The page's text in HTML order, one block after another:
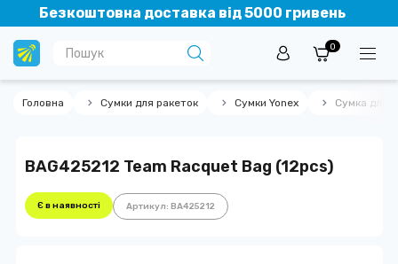
Безкоштовна доставка від 5000 гривень
0
Головна Сумки для ракеток Сумки Yonex Сумка для
BAG425212 Team Racquet Bag (12pcs)
Є в наявності Артикул: BA425212